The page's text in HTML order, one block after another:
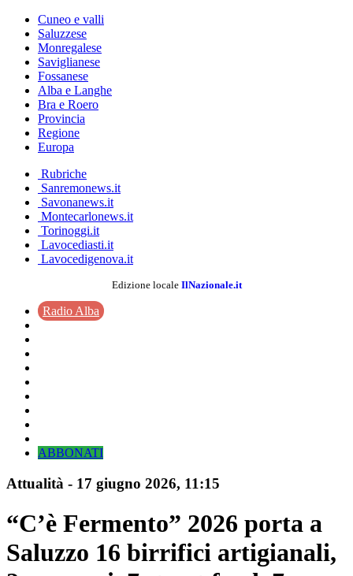
Cuneo e valli
Saluzzese
Monregalese
Saviglianese
Fossanese
Alba e Langhe
Bra e Roero
Provincia
Regione
Europa
Rubriche
Sanremonews.it
Savonanews.it
Montecarlonews.it
Torinoggi.it
Lavocediasti.it
Lavocedigenova.it
Edizione locale IlNazionale.it
Radio Alba
ABBONATI
Attualità - 17 giugno 2026, 11:15
“C’è Fermento” 2026 porta a
Saluzzo 16 birrifici artigianali,